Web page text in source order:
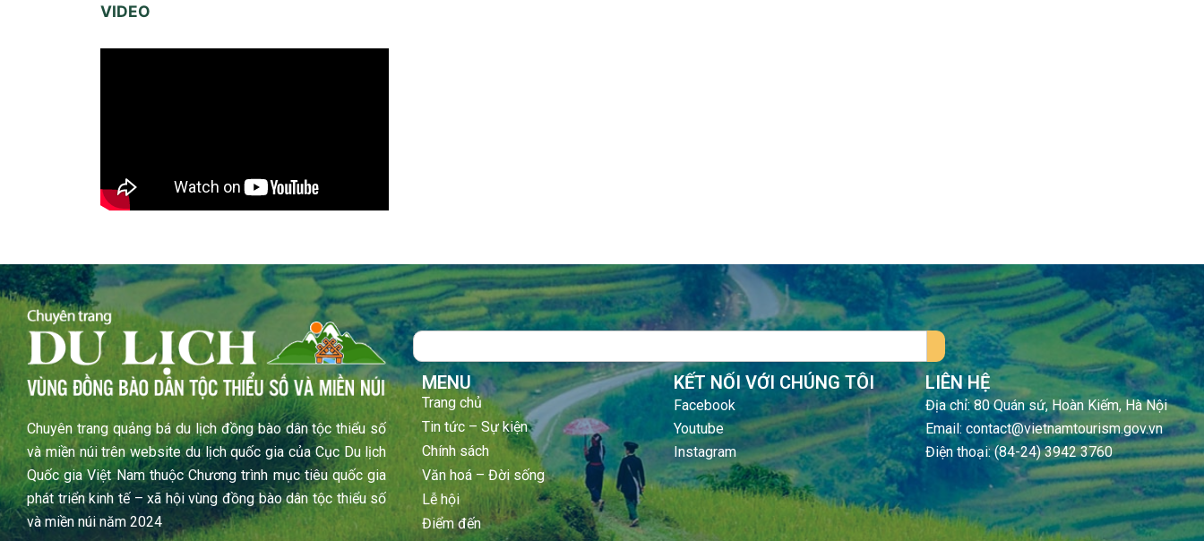
VIDEO
Chuyên trang quảng bá du lịch đồng bào dân tộc thiểu số
và miền núi trên website du lịch quốc gia của Cục Du lịch
Quốc gia Việt Nam thuộc Chương trình mục tiêu quốc gia
phát triển kinh tế – xã hội vùng đồng bào dân tộc thiểu số
và miền núi năm 2024
Search
MENU
Trang chủ
Tin tức – Sự kiện
Chính sách
Văn hoá – Đời sống
Lễ hội
Điểm đến
KẾT NỐI VỚI CHÚNG TÔI
Facebook
Youtube
Instagram
LIÊN HỆ
Địa chỉ: 80 Quán sứ, Hoàn Kiếm, Hà Nội
Email: contact@vietnamtourism.gov.vn
Điện thoại: (84-24) 3942 3760